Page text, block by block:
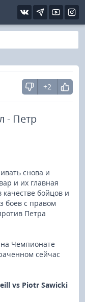
+2
- Петр
снова и
и их главная
качестве бойцов и
боев с правом
Петра
на Чемпионате
сейчас
vs Piotr Sawicki